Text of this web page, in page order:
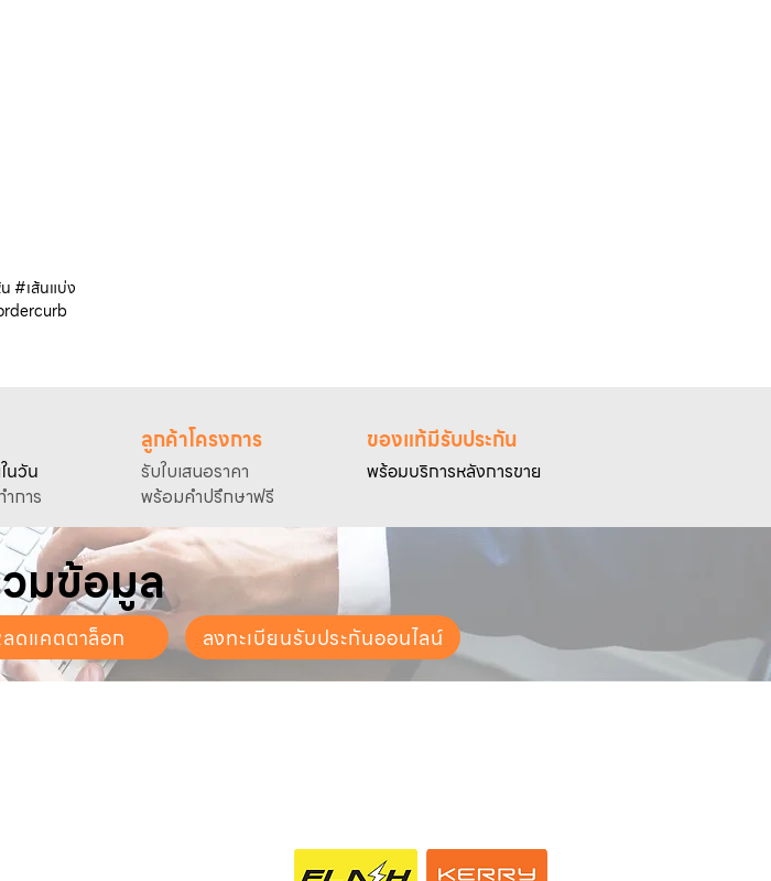
#เส้นแบ่ง
นวัน
การ
ลูกค้าโครงการ
รับใบเสนอราคา
พร้อมคำปรึกษาฟรี
ของแท้มีรับประกัน
พร้อมบริการหลังการขาย
มข้อมูล
ดแคตตาล็อก ลงทะเบียนรับประกันออนไลน์